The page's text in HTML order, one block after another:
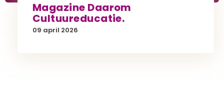
Magazine Daarom
Cultuureducatie.
09 april 2026